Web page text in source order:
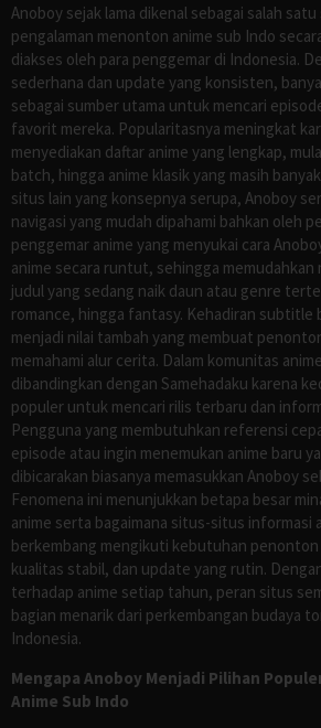
Anoboy sejak lama dikenal sebagai salah
pengalaman menonton anime sub Indo
diakses oleh para penggemar di Indonesia.
sederhana dan update yang konsisten,
sebagai sumber utama untuk mencari
favorit mereka. Popularitasnya meningkat
menyediakan daftar anime yang lengkap,
batch, hingga anime klasik yang masih
situs lain yang konsepnya serupa, Anoboy
navigasi yang mudah dipahami bahkan oleh
penggemar anime yang menyukai cara
anime secara runtut, sehingga memudahkan
judul yang sedang naik daun atau genre
romance, hingga fantasy. Kehadiran subtitle
menjadi nilai tambah yang membuat
memahami alur cerita. Dalam komunitas
dibandingkan dengan Samehadaku karena
populer untuk mencari rilis terbaru dan
Pengguna yang membutuhkan referensi
episode atau ingin menemukan anime baru
dibicarakan biasanya memasukkan Anoboy
Fenomena ini menunjukkan betapa besar
anime serta bagaimana situs-situs informasi
berkembang mengikuti kebutuhan
kualitas stabil, dan update yang rutin.
terhadap anime setiap tahun, peran situs
bagian menarik dari perkembangan budaya
Indonesia.
Mengapa Anoboy Menjadi Pilihan
Anime Sub Indo